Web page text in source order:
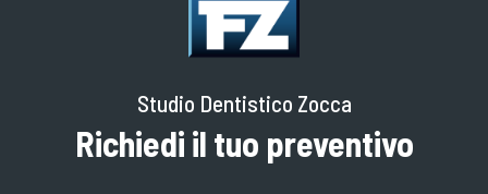
Studio Dentistico Zocca
Richiedi il tuo preventivo